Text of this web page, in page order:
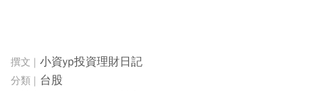
小資yp投資理財日記
台股